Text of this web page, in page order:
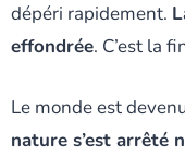
dépéri rapidement.
effondrée. C’est la
Le monde est
nature s’est arrêté